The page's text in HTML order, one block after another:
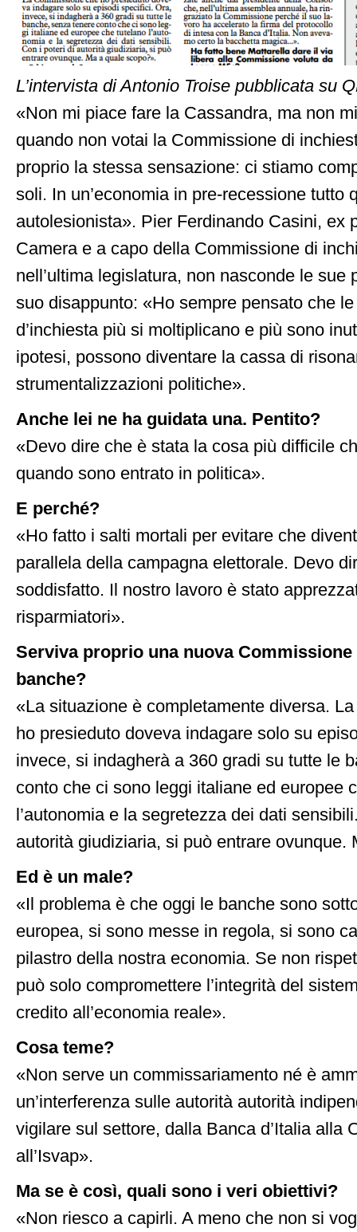
L’intervista di Antonio Troise pubblicata su
«Non mi piace fare la Cassandra, ma non
quando non votai la Commissione di
proprio la stessa sensazione: ci stiamo
soli. In un’economia in pre-recessione tutto
autolesionista». Pier Ferdinando Casini, ex
Camera e a capo della Commissione di
nell’ultima legislatura, non nasconde le sue
suo disappunto: «Ho sempre pensato che
d’inchiesta più si moltiplicano e più sono
ipotesi, possono diventare la cassa di
strumentalizzazioni politiche».
Anche lei ne ha guidata una. Pentito?
«Devo dire che è stata la cosa più difficile
quando sono entrato in politica».
E perché?
«Ho fatto i salti mortali per evitare che
parallela della campagna elettorale. Devo
soddisfatto. Il nostro lavoro è stato
risparmiatori».
Serviva proprio una nuova Commissione
banche?
«La situazione è completamente diversa.
ho presieduto doveva indagare solo su
invece, si indagherà a 360 gradi su tutte le
conto che ci sono leggi italiane ed europee
l’autonomia e la segretezza dei dati
autorità giudiziaria, si può entrare ovunque.
Ed è un male?
«Il problema è che oggi le banche sono
europea, si sono messe in regola, si sono
pilastro della nostra economia. Se non
può solo compromettere l’integrità del
credito all’economia reale».
Cosa teme?
«Non serve un commissariamento né è
un’interferenza sulle autorità autorità
vigilare sul settore, dalla Banca d’Italia alla
all’Isvap».
Ma se è così, quali sono i veri obiettivi?
«Non riesco a capirli. A meno che non si